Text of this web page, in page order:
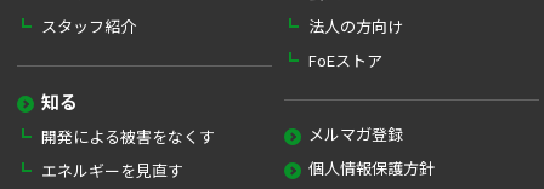
スタッフ紹介
知る
開発による被害をなくす
エネルギーを見直す
法人の方向け
FoEストア
メルマガ登録
個人情報保護方針